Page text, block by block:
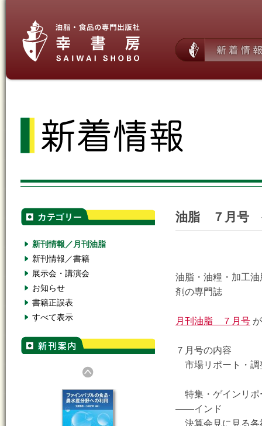
新刊情報／月刊油脂
新刊情報／書籍
展示会・講演会
お知らせ
書籍正誤表
すべて表示
油脂 ７月号
油脂・油糧・加工
剤の専門誌
月刊油脂 ７月号
７月号の内容
市場リポート・調
特集・ゲインリポ
――インド
決算会見に見る各